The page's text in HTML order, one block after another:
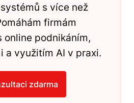
s více než
firmám
online podnikáním,
a využitím AI v praxi.
zdarma